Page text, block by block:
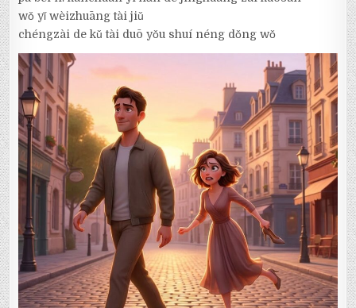
wǒ yǐ wèizhuāng tài jiǔ
chéngzài de kǔ tài duō yǒu shuí néng dǒng wǒ